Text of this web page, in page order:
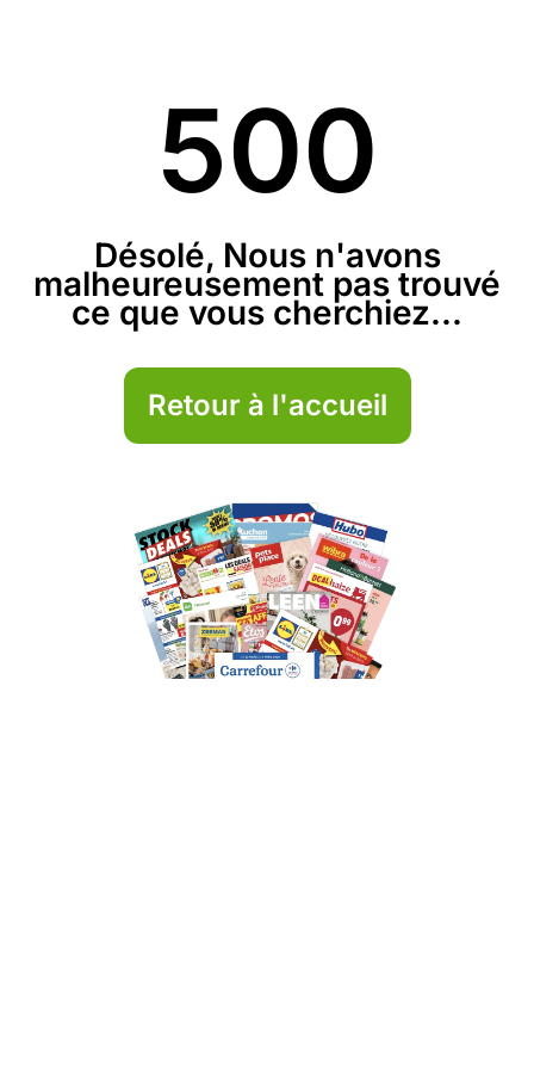
500
Désolé, Nous n'avons
malheureusement pas trouvé
ce que vous cherchiez...
Retour à l'accueil